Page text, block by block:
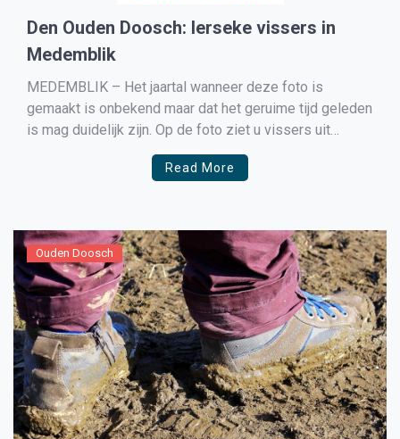
Den Ouden Doosch: Ierseke vissers in
Medemblik
MEDEMBLIK – Het jaartal wanneer deze foto is
gemaakt is onbekend maar dat het geruime tijd geleden
is mag duidelijk zijn. Op de foto ziet u vissers uit
Ierseke op bezoek in de haven van Medemblik waar zij
ieder jaar kwamen vanwege de mossel- en
Read More
Ouden Doosch